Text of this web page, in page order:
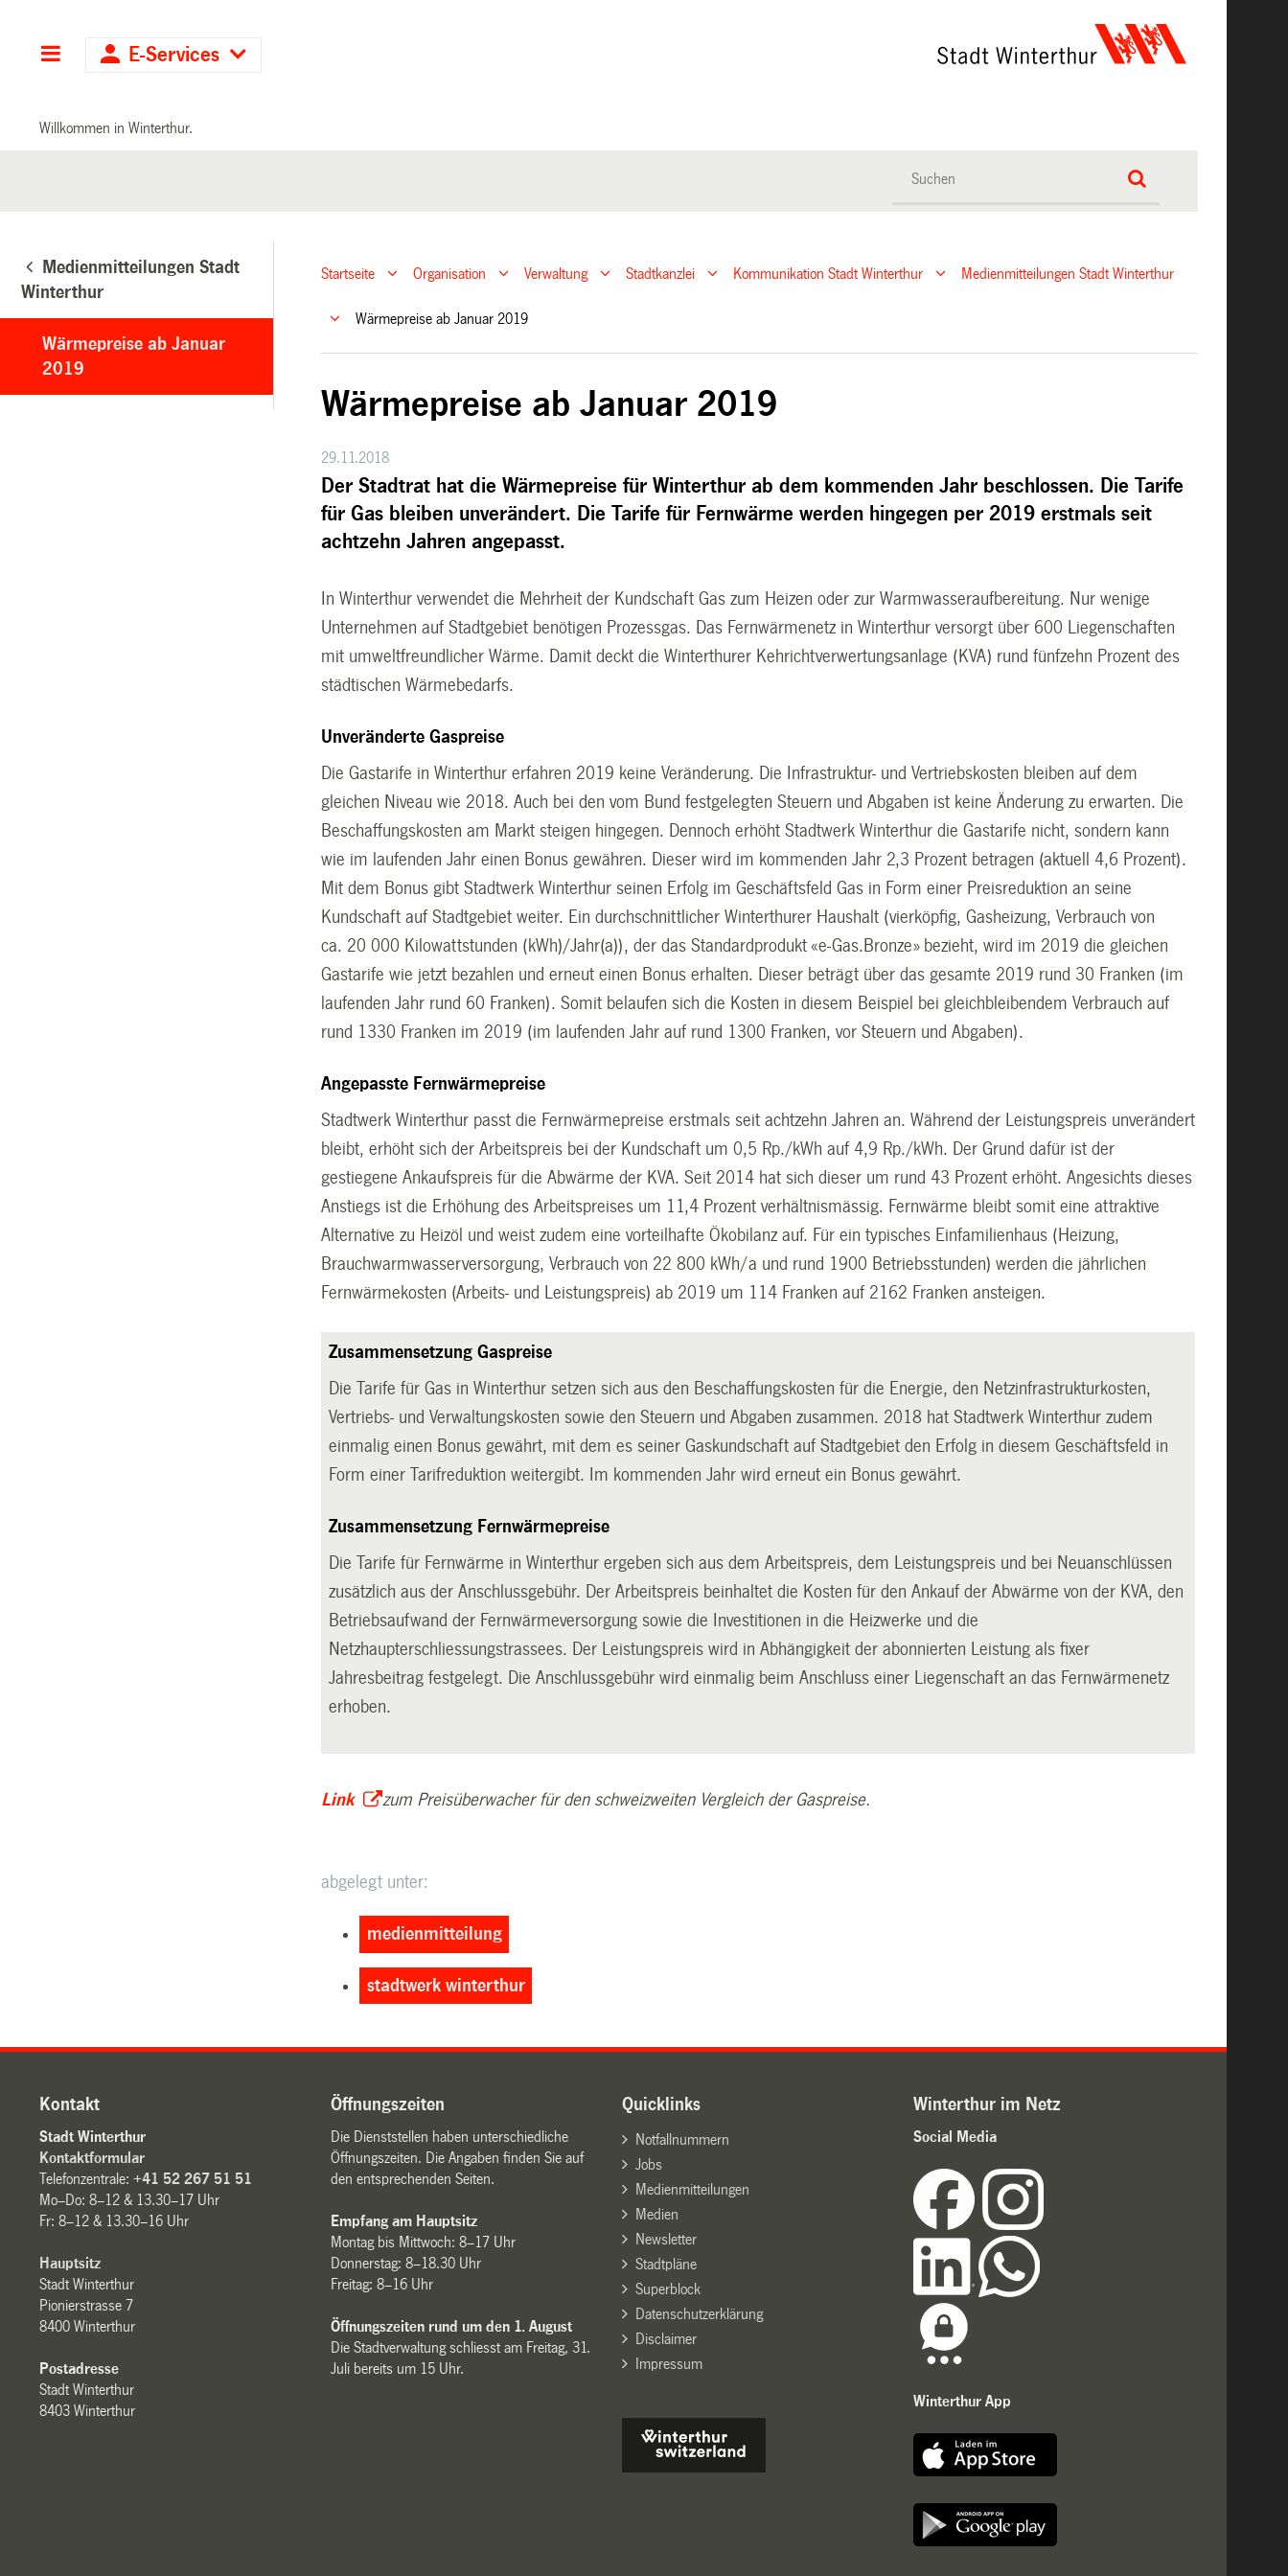
Hauptnavigation
E-Services
Willkommen in Winterthur.
Medienmitteilungen Stadt
Winterthur
Wärmepreise ab Januar
2019
Startseite Organisation Verwaltung Stadtkanzlei Kommunikation Stadt Winterthur Medienmitteilungen Stadt Winterthur
Wärmepreise ab Januar 2019
Wärmepreise ab Januar 2019
29.11.2018
Der Stadtrat hat die Wärmepreise für Winterthur ab dem kommenden Jahr beschlossen. Die Tarife
für Gas bleiben unverändert. Die Tarife für Fernwärme werden hingegen per 2019 erstmals seit
achtzehn Jahren angepasst.
In Winterthur verwendet die Mehrheit der Kundschaft Gas zum Heizen oder zur Warmwasseraufbereitung. Nur wenige
Unternehmen auf Stadtgebiet benötigen Prozessgas. Das Fernwärmenetz in Winterthur versorgt über 600 Liegenschaften
mit umweltfreundlicher Wärme. Damit deckt die Winterthurer Kehrichtverwertungsanlage (KVA) rund fünfzehn Prozent des
städtischen Wärmebedarfs.
Unveränderte Gaspreise
Die Gastarife in Winterthur erfahren 2019 keine Veränderung. Die Infrastruktur- und Vertriebskosten bleiben auf dem
gleichen Niveau wie 2018. Auch bei den vom Bund festgelegten Steuern und Abgaben ist keine Änderung zu erwarten. Die
Beschaffungskosten am Markt steigen hingegen. Dennoch erhöht Stadtwerk Winterthur die Gastarife nicht, sondern kann
wie im laufenden Jahr einen Bonus gewähren. Dieser wird im kommenden Jahr 2,3 Prozent betragen (aktuell 4,6 Prozent).
Mit dem Bonus gibt Stadtwerk Winterthur seinen Erfolg im Geschäftsfeld Gas in Form einer Preisreduktion an seine
Kundschaft auf Stadtgebiet weiter. Ein durchschnittlicher Winterthurer Haushalt (vierköpfig, Gasheizung, Verbrauch von
ca. 20 000 Kilowattstunden (kWh)/Jahr(a)), der das Standardprodukt «e-Gas.Bronze» bezieht, wird im 2019 die gleichen
Gastarife wie jetzt bezahlen und erneut einen Bonus erhalten. Dieser beträgt über das gesamte 2019 rund 30 Franken (im
laufenden Jahr rund 60 Franken). Somit belaufen sich die Kosten in diesem Beispiel bei gleichbleibendem Verbrauch auf
rund 1330 Franken im 2019 (im laufenden Jahr auf rund 1300 Franken, vor Steuern und Abgaben).
Angepasste Fernwärmepreise
Stadtwerk Winterthur passt die Fernwärmepreise erstmals seit achtzehn Jahren an. Während der Leistungspreis unverändert
bleibt, erhöht sich der Arbeitspreis bei der Kundschaft um 0,5 Rp./kWh auf 4,9 Rp./kWh. Der Grund dafür ist der
gestiegene Ankaufspreis für die Abwärme der KVA. Seit 2014 hat sich dieser um rund 43 Prozent erhöht. Angesichts dieses
Anstiegs ist die Erhöhung des Arbeitspreises um 11,4 Prozent verhältnismässig. Fernwärme bleibt somit eine attraktive
Alternative zu Heizöl und weist zudem eine vorteilhafte Ökobilanz auf. Für ein typisches Einfamilienhaus (Heizung,
Brauchwarmwasserversorgung, Verbrauch von 22 800 kWh/a und rund 1900 Betriebsstunden) werden die jährlichen
Fernwärmekosten (Arbeits- und Leistungspreis) ab 2019 um 114 Franken auf 2162 Franken ansteigen.
Zusammensetzung Gaspreise
Die Tarife für Gas in Winterthur setzen sich aus den Beschaffungskosten für die Energie, den Netzinfrastrukturkosten,
Vertriebs- und Verwaltungskosten sowie den Steuern und Abgaben zusammen. 2018 hat Stadtwerk Winterthur zudem
einmalig einen Bonus gewährt, mit dem es seiner Gaskundschaft auf Stadtgebiet den Erfolg in diesem Geschäftsfeld in
Form einer Tarifreduktion weitergibt. Im kommenden Jahr wird erneut ein Bonus gewährt.
Zusammensetzung Fernwärmepreise
Die Tarife für Fernwärme in Winterthur ergeben sich aus dem Arbeitspreis, dem Leistungspreis und bei Neuanschlüssen
zusätzlich aus der Anschlussgebühr. Der Arbeitspreis beinhaltet die Kosten für den Ankauf der Abwärme von der KVA, den
Betriebsaufwand der Fernwärmeversorgung sowie die Investitionen in die Heizwerke und die
Netzhaupterschliessungstrassees. Der Leistungspreis wird in Abhängigkeit der abonnierten Leistung als fixer
Jahresbeitrag festgelegt. Die Anschlussgebühr wird einmalig beim Anschluss einer Liegenschaft an das Fernwärmenetz
erhoben.
Link zum Preisüberwacher für den schweizweiten Vergleich der Gaspreise.
abgelegt unter:
medienmitteilung
stadtwerk winterthur
Kontakt
Stadt Winterthur
Kontaktformular
Telefonzentrale:+41 52 267 51 51
Mo–Do: 8–12 & 13.30–17 Uhr
Fr: 8–12 & 13.30–16 Uhr
Hauptsitz
Stadt Winterthur
Pionierstrasse 7
8400 Winterthur
Postadresse
Stadt Winterthur
8403 Winterthur
Öffnungszeiten
Die Dienststellen haben unterschiedliche
Öffnungszeiten. Die Angaben finden Sie auf
den entsprechenden Seiten.
Empfang am Hauptsitz
Montag bis Mittwoch: 8–17 Uhr
Donnerstag: 8–18.30 Uhr
Freitag: 8–16 Uhr
Öffnungszeiten rund um den 1. August
Die Stadtverwaltung schliesst am Freitag, 31.
Juli bereits um 15 Uhr.
Quicklinks
Notfallnummern
Jobs
Medienmitteilungen
Medien
Newsletter
Stadtpläne
Superblock
Datenschutzerklärung
Disclaimer
Impressum
Winterthur im Netz
Social Media
Winterthur App